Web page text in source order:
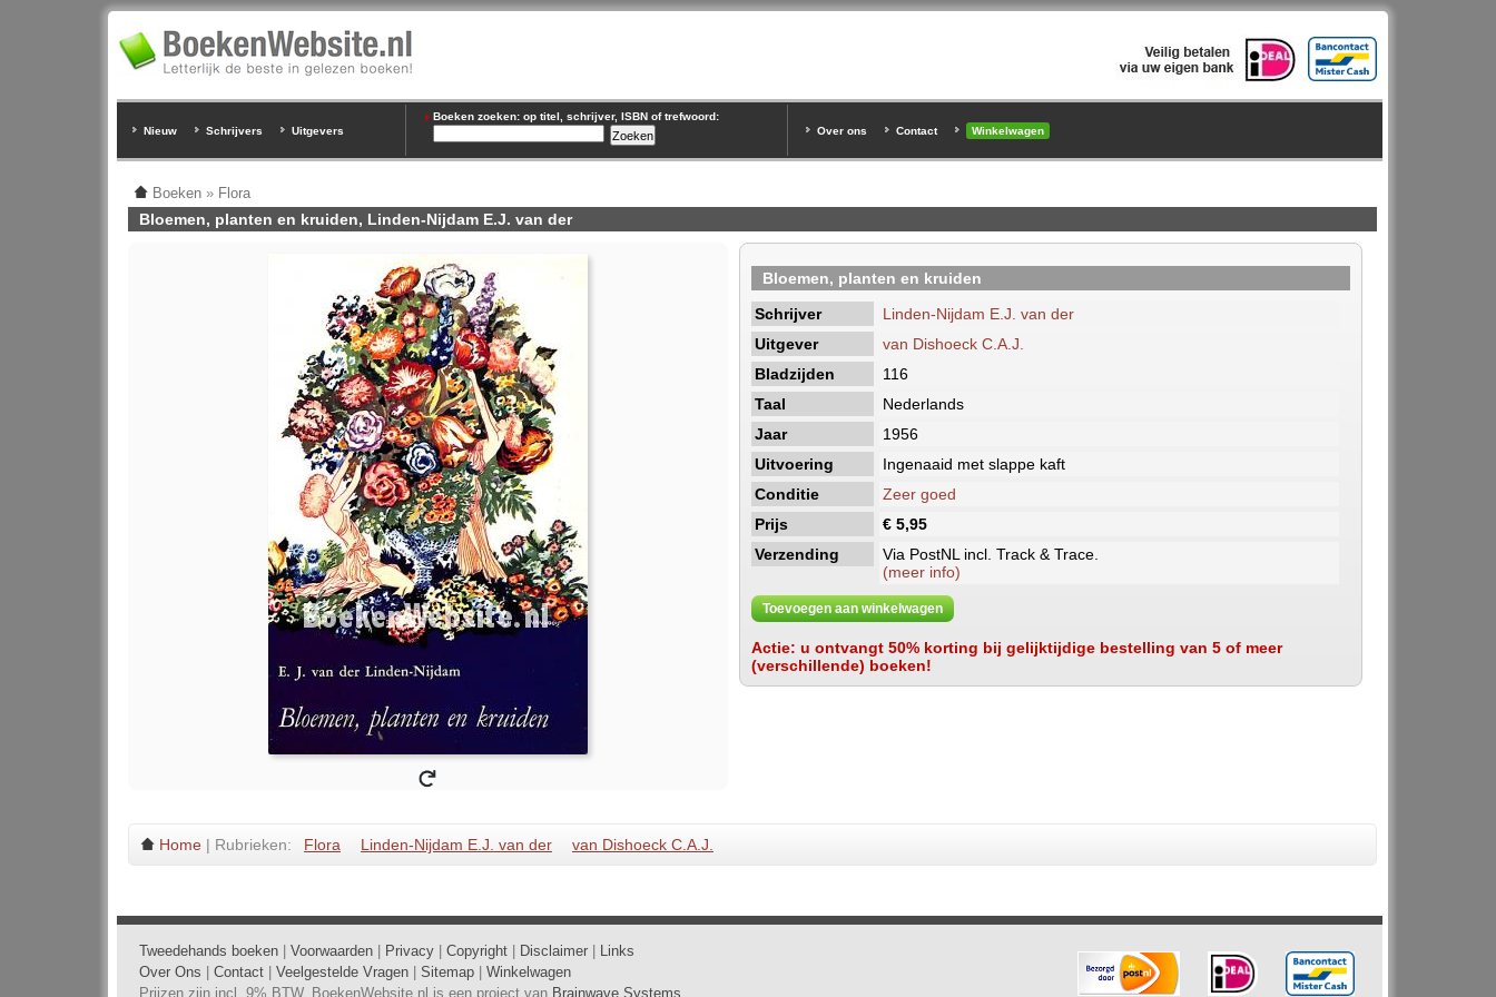
Nieuw Schrijvers Uitgevers
Boeken zoeken: op titel, schrijver, ISBN of trefwoord:
Over ons
Contact Winkelwagen
Boeken » Flora
Bloemen, planten en kruiden, Linden-Nijdam E.J. van der
Bloemen, planten en kruiden
Schrijver
Linden-Nijdam E.J. van der
Uitgever
van Dishoeck C.A.J.
Bladzijden
116
Taal
Nederlands
Jaar
1956
Uitvoering
Ingenaaid met slappe kaft
Conditie
Zeer goed
Prijs
€ 5,95
Verzending
Via PostNL incl. Track & Trace.
(meer info)
Toevoegen aan winkelwagen
Actie: u ontvangt 50% korting bij gelijktijdige bestelling van 5 of meer
(verschillende) boeken!
Home | Rubrieken: Flora Linden-Nijdam E.J. van der van Dishoeck C.A.J.
Tweedehands boeken Voorwaarden Privacy Copyright Disclaimer
Links
Over Ons
Contact Veelgestelde Vragen Sitemap
Winkelwagen
Prijzen zijn incl. 9% BTW. BoekenWebsite.nl is een project van Brainwave Systems